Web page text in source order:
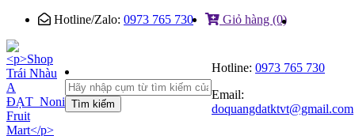
Hotline/Zalo: 0973 765 730 Giỏ hàng (0)
Tìm kiếm
Hotline: 0973 765 730
Email:
doquangdatktvt@gmail.com